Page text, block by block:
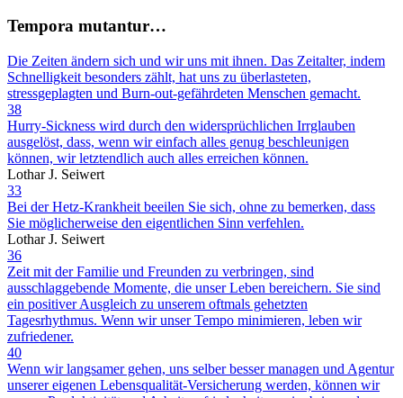
Tempora mutantur…
Die Zeiten ändern sich und wir uns mit ihnen. Das Zeitalter, indem
Schnelligkeit besonders zählt, hat uns zu überlasteten,
stressgeplagten und Burn-out-gefährdeten Menschen gemacht.
38
Hurry-Sickness wird durch den widersprüchlichen Irrglauben
ausgelöst, dass, wenn wir einfach alles genug beschleunigen
können, wir letztendlich auch alles erreichen können.
Lothar J. Seiwert
33
Bei der Hetz-Krankheit beeilen Sie sich, ohne zu bemerken, dass
Sie möglicherweise den eigentlichen Sinn verfehlen.
Lothar J. Seiwert
36
Zeit mit der Familie und Freunden zu verbringen, sind
ausschlaggebende Momente, die unser Leben bereichern. Sie sind
ein positiver Ausgleich zu unserem oftmals gehetzten
Tagesrhythmus. Wenn wir unser Tempo minimieren, leben wir
zufriedener.
40
Wenn wir langsamer gehen, uns selber besser managen und Agentur
unserer eigenen Lebensqualität-Versicherung werden, können wir